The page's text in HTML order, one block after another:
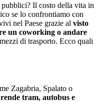
Il costo della vita in
se lo confrontiamo con
nel Paese grazie al visto
un coworking o andare
di trasporto. Ecco quali
Zagabria, Spalato o
tram, autobus e